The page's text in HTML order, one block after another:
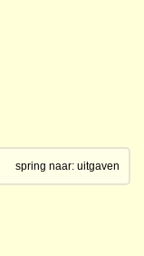
spring naar: uitgaven